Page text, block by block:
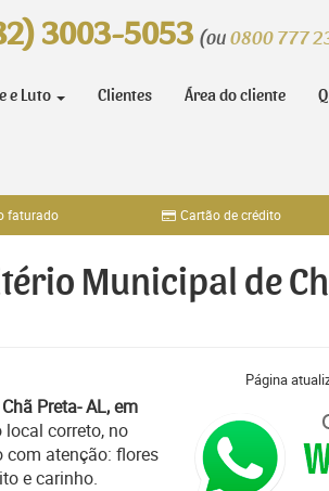
3003-5053 (ou 0800 777
e Luto Clientes Área do cliente
faturado Cartão de crédito
Municipal de
Página
Preta- AL, em
correto, no
com atenção: flores
e carinho.